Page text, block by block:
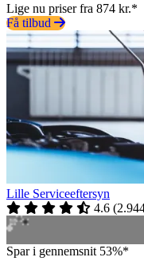
Lige nu priser fra 874 kr.*
Få tilbud
Lille Serviceeftersyn
4.6 (
Spar i gennemsnit 53%*